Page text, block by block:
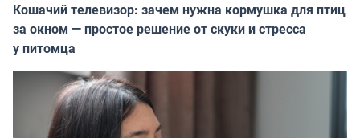
Кошачий телевизор: зачем нужна кормушка для птиц
за окном — простое решение от скуки и стресса
у питомца